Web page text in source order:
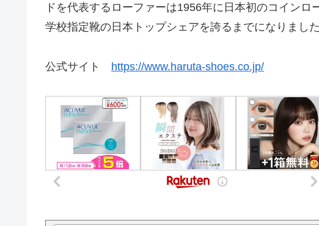
ドを代表するローファーは1956年に日本初のコイン
学校指定靴の日本トップシェアを誇るまでになりました
公式サイト https://www.haruta-shoes.co.jp/